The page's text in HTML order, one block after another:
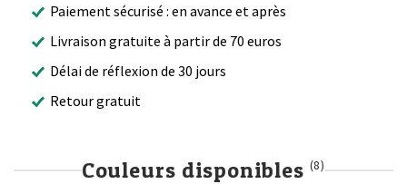
Paiement sécurisé : en avance et après
Livraison gratuite à partir de 70 euros
Délai de réflexion de 30 jours
Retour gratuit
Couleurs disponibles (8)